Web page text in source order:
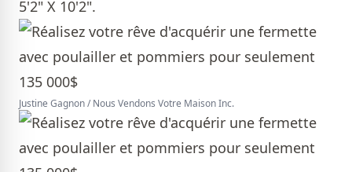
5'2" X 10'2".
Justine Gagnon / Nous Vendons Votre Maison Inc.